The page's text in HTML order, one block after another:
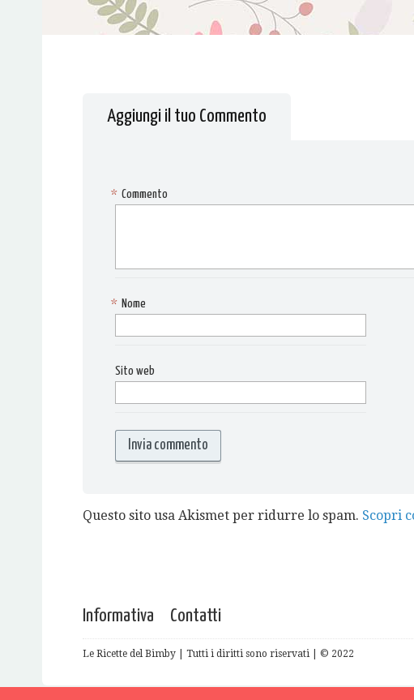
Aggiungi il tuo Commento
Commento
*
Nome
*
Sito web
Questo sito usa Akismet per ridurre lo spam. Scopri
Informativa Contatti
Le Ricette del Bimby | Tutti i diritti sono riservati | © 2022